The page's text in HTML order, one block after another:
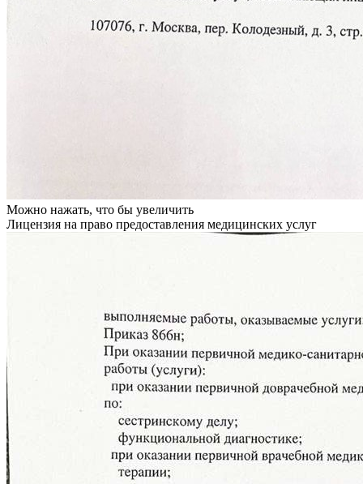
Можно нажать, что бы увеличить
Лицензия на право предоставления медицинских услуг